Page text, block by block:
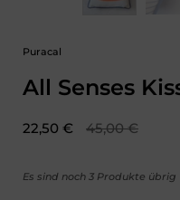
Puracal
All Senses
Verkaufspreis:
22,50 € Regulärer
45,00 €
Es sind noch 3 Produkte übrig